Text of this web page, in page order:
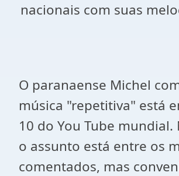
nacionais com suas
O paranaense Michel
música "repetitiva" está
10 do You Tube
o assunto está entre os
comentados, mas